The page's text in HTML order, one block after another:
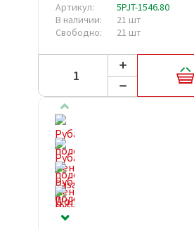
Артикул:
5PJT-1546.80
В наличии:
21 шт
Свободно:
21 шт